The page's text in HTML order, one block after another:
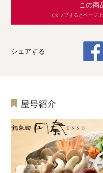
この商
(タップするとページ
シェアする
屋号紹介